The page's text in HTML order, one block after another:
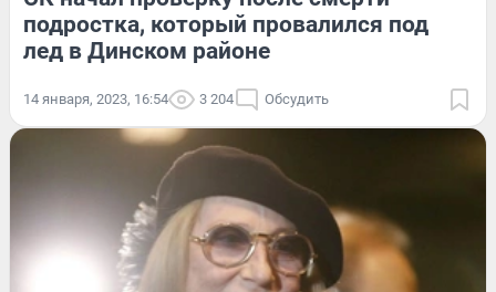
подростка, который провалился под
лед в Динском районе
14 января, 2023, 16:54 3 204 Обсудить